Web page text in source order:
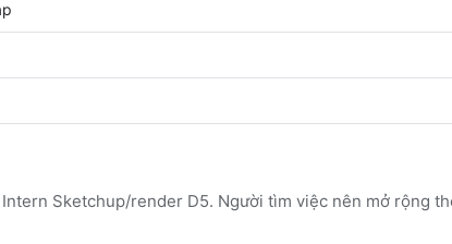
Sketchup/render D5. Người tìm việc nên mở rộng